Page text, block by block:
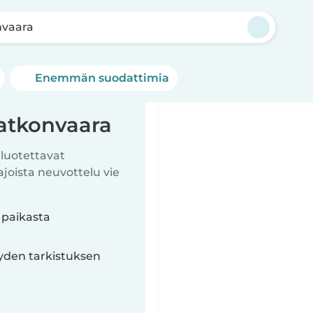
Enemmän suodattimia
luotettavat
neuvottelu vie
tarkistuksen